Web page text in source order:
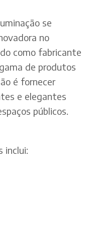
se
no
como fabricante
de produtos
é fornecer
e elegantes
públicos.
inclui: